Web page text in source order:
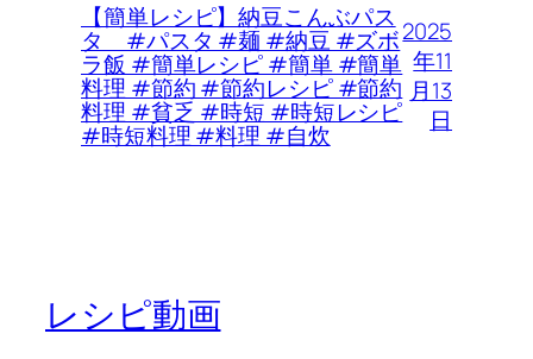
【簡単レシピ】納豆こんぶパス
タ #パスタ #麺 #納豆 #ズボ
ラ飯 #簡単レシピ #簡単 #簡単
料理 #節約 #節約レシピ #節約
料理 #貧乏 #時短 #時短レシピ
#時短料理 #料理 #自炊
2025
年11
月13
日
レシピ動画